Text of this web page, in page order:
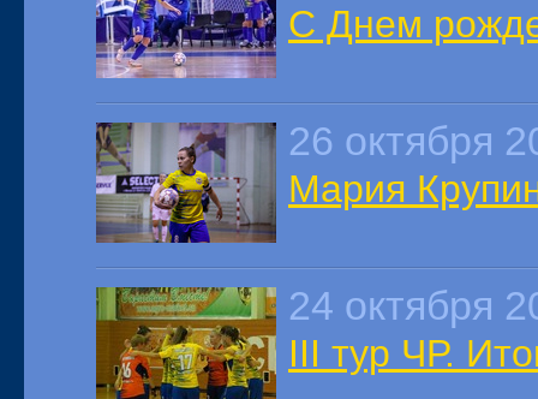
С Днем
26 октября
Мария
24 октября
III тур ЧР.